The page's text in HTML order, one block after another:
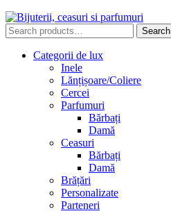
Search
for:
Search
Categorii de lux
Inele
Lănțișoare/Coliere
Cercei
Parfumuri
Bărbați
Damă
Ceasuri
Bărbați
Damă
Brățări
Personalizate
Parteneri